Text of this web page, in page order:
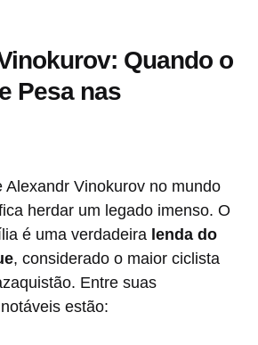
Quando o
Pesa nas
Alexandr Vinokurov no mundo
herdar um legado imenso. O
é uma verdadeira lenda do
, considerado o maior ciclista
Entre suas
estão: